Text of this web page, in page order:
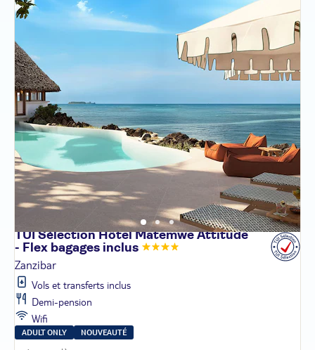
TUI Sélection Hôtel Matemwe Attitude
- Flex bagages inclus
Zanzibar
Vols et transferts inclus
Demi-pension
Wifi
ADULT ONLY NOUVEAUTÉ